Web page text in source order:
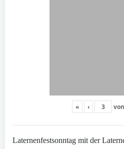
« ‹ von
Laternenfestsonntag mit der